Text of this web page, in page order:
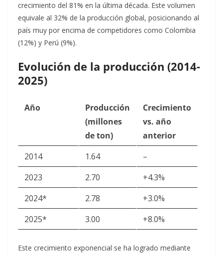
crecimiento del 81% en la última década. Este volumen
equivale al 32% de la producción global, posicionando al
país muy por encima de competidores como Colombia
(12%) y Perú (9%).
Evolución de la producción (2014-
2025)
Año
Producción
(millones
de ton)
Crecimiento
vs. año
anterior
2014
1.64
–
2023
2.70
+4.3%
2024*
2.78
+3.0%
2025*
3.00 +8.0%
Este crecimiento exponencial se ha logrado mediante